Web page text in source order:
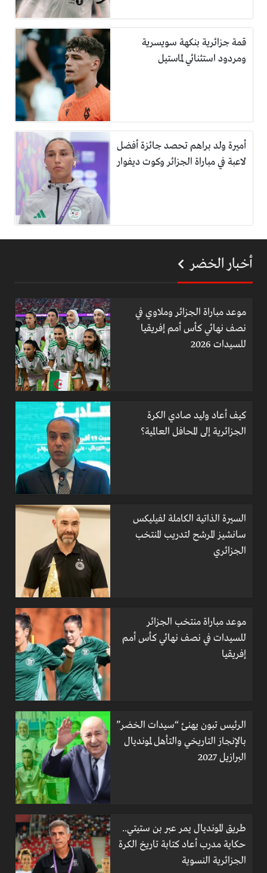
قمة جزائرية بنكهة سويسرية
ومردود استثنائي لماستيل
أميرة ولد براهم تحصد جائزة أفضل
لاعبة في مباراة الجزائر وكوت ديفوار
أخبار الخضر
موعد مباراة الجزائر وملاوي في
نصف نهائي كأس أمم إفريقيا
للسيدات 2026
كيف أعاد وليد صادي الكرة
الجزائرية إلى المحافل العالمية؟
السيرة الذاتية الكاملة لفيليكس
سانشيز المرشح لتدريب المنتخب
الجزائري
موعد مباراة منتخب الجزائر
للسيدات في نصف نهائي كأس أمم
إفريقيا
الرئيس تبون يهنئ “سيدات الخضر”
بالإنجاز التاريخي والتأهل لمونديال
البرازيل 2027
طريق المونديال يمر عبر بن ستيتي..
حكاية مدرب أعاد كتابة تاريخ الكرة
الجزائرية النسوية